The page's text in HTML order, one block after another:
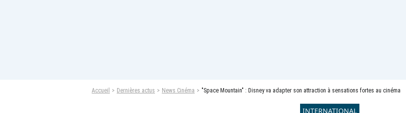
Accueil Dernières actus News Cinéma "Space Mountain" : Disney va adapter son attraction à sensations fortes au cinéma
INTERNATIONAL